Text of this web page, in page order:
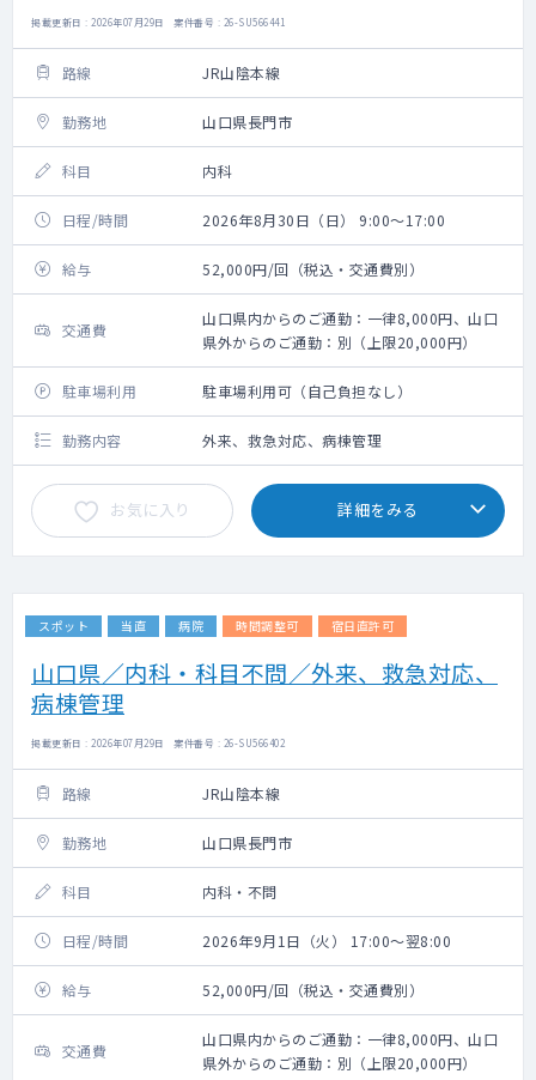
掲載更新日 : 2026年07月29日 案件番号 : 26-SU566441
路線 JR山陰本線
勤務地 山口県長門市
科目 内科
日程/時間 2026年8月30日（日） 9:00～17:00
給与 52,000円/回（税込・交通費別）
交通費
山口県内からのご通勤：一律8,000円、山口
県外からのご通勤：別（上限20,000円）
駐車場利用 駐車場利用可（自己負担なし）
勤務内容 外来、救急対応、病棟管理
お気に入り 詳細をみる
スポット 当直 病院 時間調整可 宿日直許可
山口県／内科・科目不問／外来、救急対応、
病棟管理
掲載更新日 : 2026年07月29日 案件番号 : 26-SU566402
路線 JR山陰本線
勤務地 山口県長門市
科目 内科・不問
日程/時間 2026年9月1日（火） 17:00～翌8:00
給与 52,000円/回（税込・交通費別）
交通費
山口県内からのご通勤：一律8,000円、山口
県外からのご通勤：別（上限20,000円）